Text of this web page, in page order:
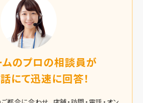
のプロの相談員が
にて迅速に回答！